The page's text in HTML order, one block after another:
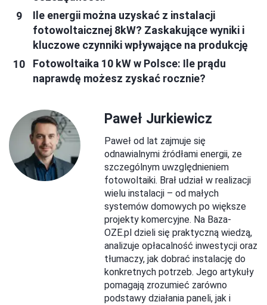
Ile energii można uzyskać z instalacji
fotowoltaicznej 8kW? Zaskakujące wyniki i
kluczowe czynniki wpływające na produkcję
Fotowoltaika 10 kW w Polsce: Ile prądu
naprawdę możesz zyskać rocznie?
Paweł Jurkiewicz
Paweł od lat zajmuje się
odnawialnymi źródłami energii, ze
szczególnym uwzględnieniem
fotowoltaiki. Brał udział w realizacji
wielu instalacji – od małych
systemów domowych po większe
projekty komercyjne. Na Baza-
OZE.pl dzieli się praktyczną wiedzą,
analizuje opłacalność inwestycji oraz
tłumaczy, jak dobrać instalację do
konkretnych potrzeb. Jego artykuły
pomagają zrozumieć zarówno
podstawy działania paneli, jak i